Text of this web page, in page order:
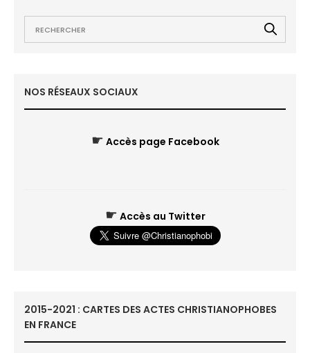
NOS RÉSEAUX SOCIAUX
☛ Accès page Facebook
☛ Accès au Twitter
2015-2021 : CARTES DES ACTES CHRISTIANOPHOBES
EN FRANCE